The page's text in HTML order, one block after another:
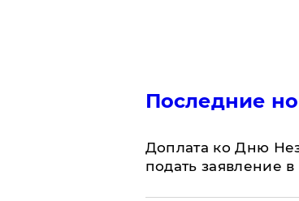
Последние
Доплата ко Дню
подать заявление